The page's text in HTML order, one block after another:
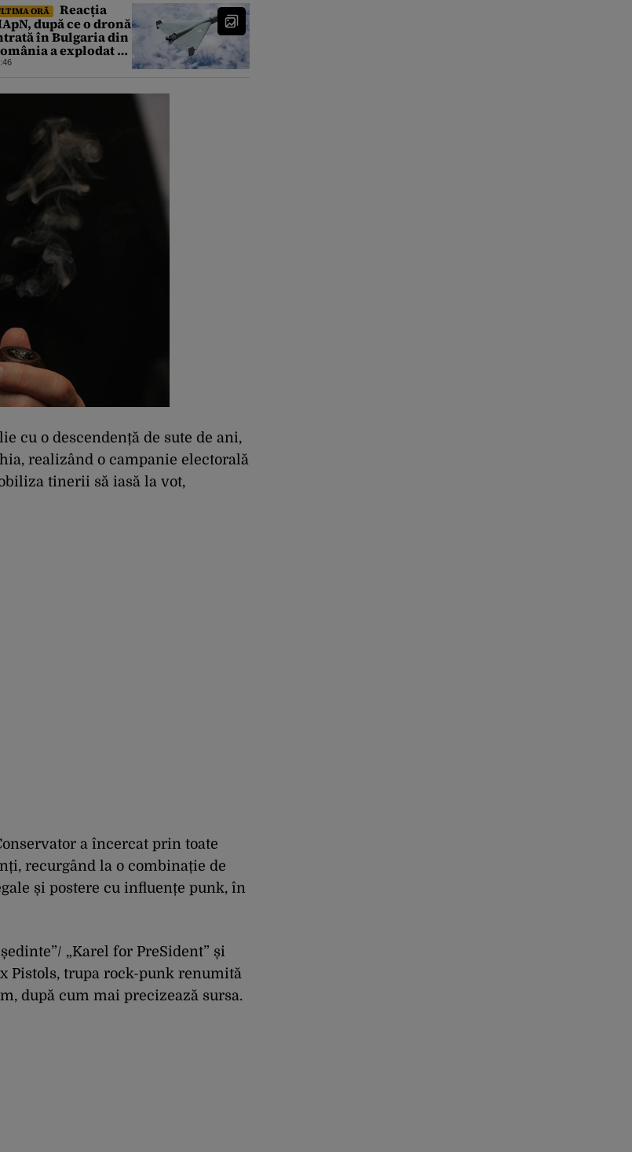
ORĂ
Reacția
după ce o dronă
în Bulgaria din
a explodat în
graniței
cu o descendență de sute de ani,
realizând o campanie electorală
tinerii să iasă la vot,
a încercat prin toate
recurgând la o combinație de
și postere cu influențe punk, în
„Karel for PreSident” și
Pistols, trupa rock-punk renumită
după cum mai precizează sursa.